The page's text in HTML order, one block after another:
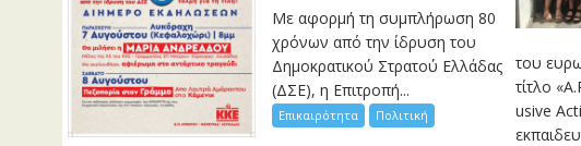
Με αφορμή τη συμπλήρωση 80
χρόνων από την ίδρυση του
Δημοκρατικού Στρατού Ελλάδας
(ΔΣΕ), η Επιτροπή...
Επικαιρότητα Πολιτική
του
τίτλο
usive